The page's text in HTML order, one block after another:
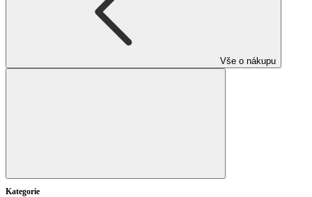
Vše o nákupu
Kategorie